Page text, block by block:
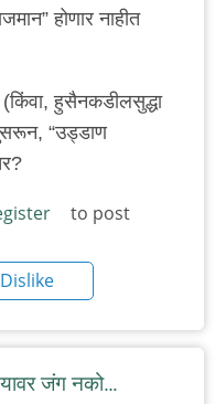
होणार नाहीत
(किंवा, हुसैनकडीलसुद्धा
“उड्डाण
to post
Dislike
जंग नको…